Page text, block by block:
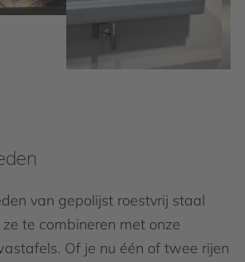
van gepolijst roestvrij staal
te combineren met onze
Of je nu één of twee rijen